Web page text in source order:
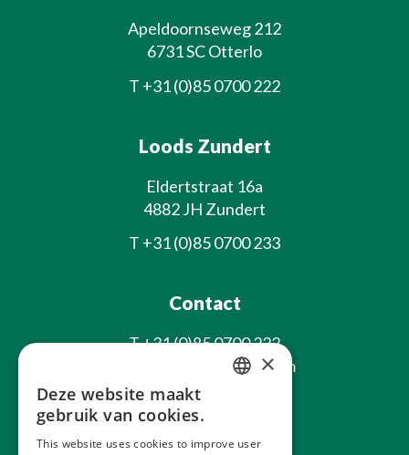
Apeldoornseweg 212
6731 SC Otterlo
T +31 (0)85 0700 222
Loods Zundert
Eldertstraat 16a
4882 JH Zundert
T +31 (0)85 0700 233
Contact
T+31 (0)85 0700 222
info@laxsjonplants.com
Blijf op de hoogte
×
Deze website maakt
gebruik van cookies.
This website uses cookies to improve user